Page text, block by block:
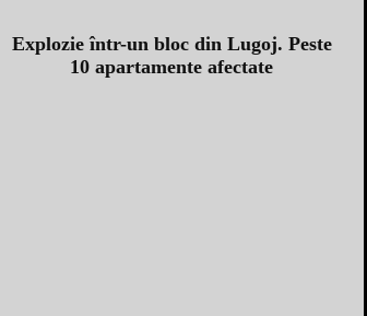
Explozie într-un bloc din Lugoj. Peste
10 apartamente afectate